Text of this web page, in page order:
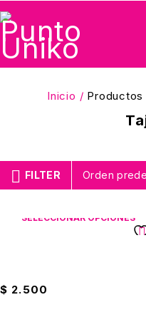
Inicio / Productos
FILTER Orden
SELECCIONAR OPCIONES
$ 2.500